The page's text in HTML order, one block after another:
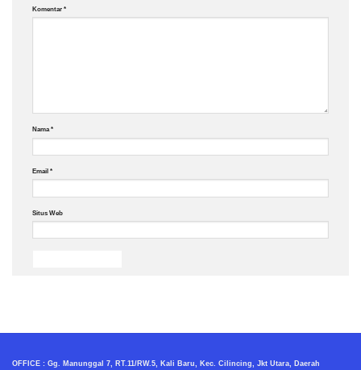
Komentar *
Nama*
Email *
Situs Web
OFFICE : Gg. Manunggal 7, RT.11/RW.5, Kali Baru, Kec. Cilincing, Jkt Utara, Daerah